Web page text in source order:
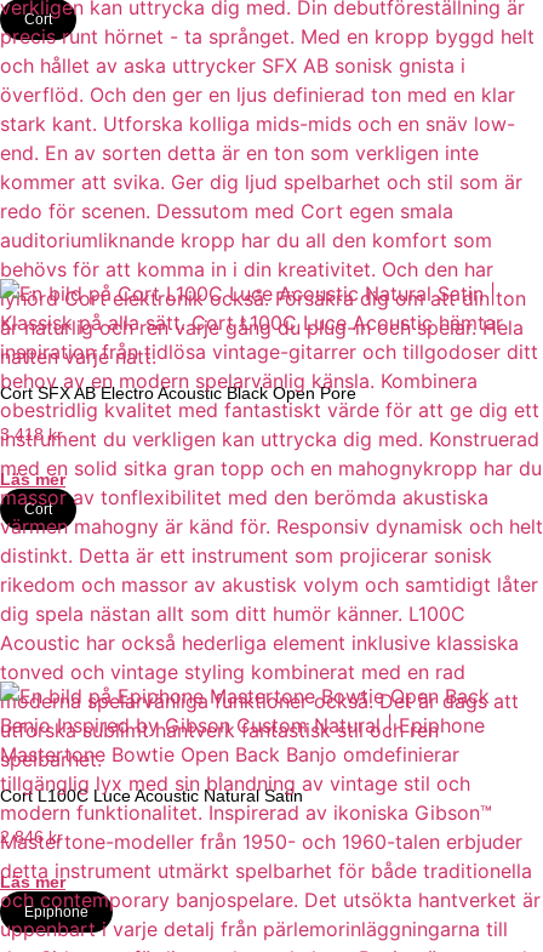
Cort
Cort SFX AB Electro Acoustic Black Open Pore
3 418kr
Läs mer
Cort
Cort L100C Luce Acoustic Natural Satin
2 846kr
Läs mer
Epiphone